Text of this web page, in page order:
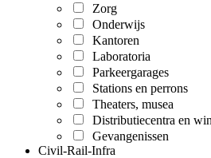
Zorg
Onderwijs
Kantoren
Laboratoria
Parkeergarages
Stations en perrons
Theaters, musea
Distributiecentra en
Gevangenissen
Civil-Rail-Infra